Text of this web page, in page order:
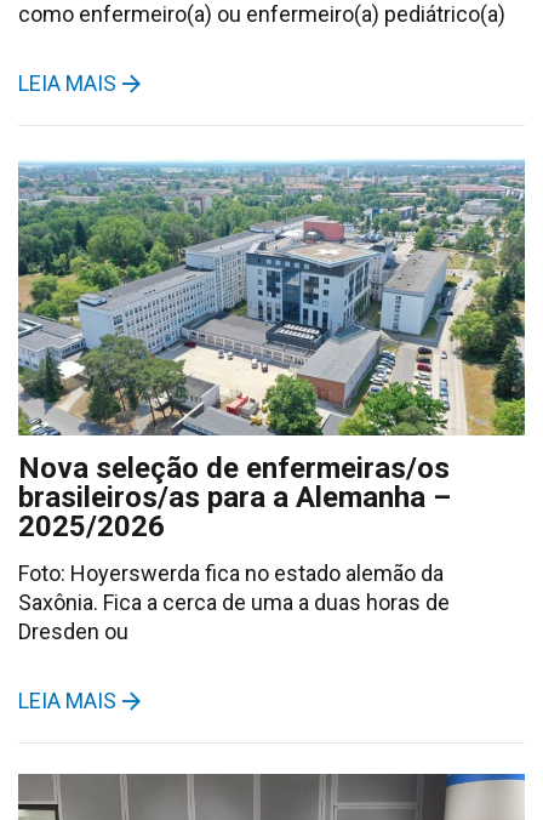
como enfermeiro(a) ou enfermeiro(a) pediátrico(a)
LEIA MAIS
Nova seleção de enfermeiras/os
brasileiros/as para a Alemanha –
2025/2026
Foto: Hoyerswerda fica no estado alemão da
Saxônia. Fica a cerca de uma a duas horas de
Dresden ou
LEIA MAIS